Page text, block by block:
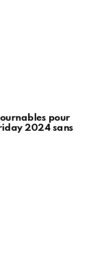
pour
2024 sans